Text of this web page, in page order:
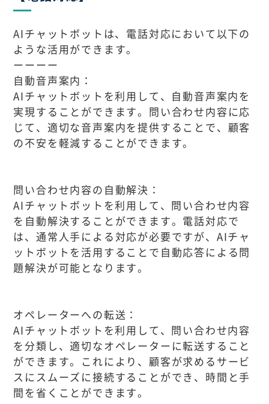
AIチャットボットは、電話対応において以下の
ような活用ができます。
ーーーー
自動音声案内：
AIチャットボットを利用して、自動音声案内を
実現することができます。問い合わせ内容に応
じて、適切な音声案内を提供することで、顧客
の不安を軽減することができます。
問い合わせ内容の自動解決：
AIチャットボットを利用して、問い合わせ内容
を自動解決することができます。電話対応で
は、通常人手による対応が必要ですが、AIチャ
ットボットを活用することで自動応答による問
題解決が可能となります。
オペレーターへの転送：
AIチャットボットを利用して、問い合わせ内容
を分類し、適切なオペレーターに転送すること
ができます。これにより、顧客が求めるサービ
スにスムーズに接続することができ、時間と手
間を省くことができます。